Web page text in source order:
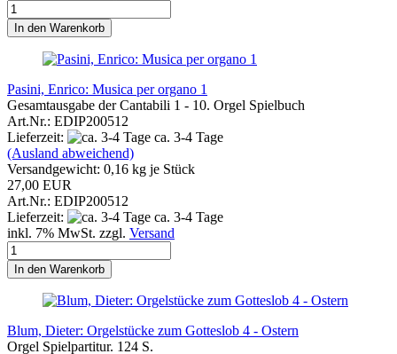
In den Warenkorb
Pasini, Enrico: Musica per organo 1
Gesamtausgabe der Cantabili 1 - 10. Orgel Spielbuch
Art.Nr.: EDIP200512
Lieferzeit:
ca. 3-4 Tage
(Ausland abweichend)
Versandgewicht: 0,16 kg je Stück
27,00 EUR
Art.Nr.: EDIP200512
Lieferzeit:
ca. 3-4 Tage
inkl. 7% MwSt. zzgl. Versand
In den Warenkorb
Blum, Dieter: Orgelstücke zum Gotteslob 4 - Ostern
Orgel Spielpartitur. 124 S.